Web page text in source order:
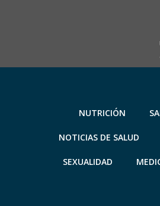
NUTRICIÓN
NOTICIAS DE SALUD
SEXUALIDAD